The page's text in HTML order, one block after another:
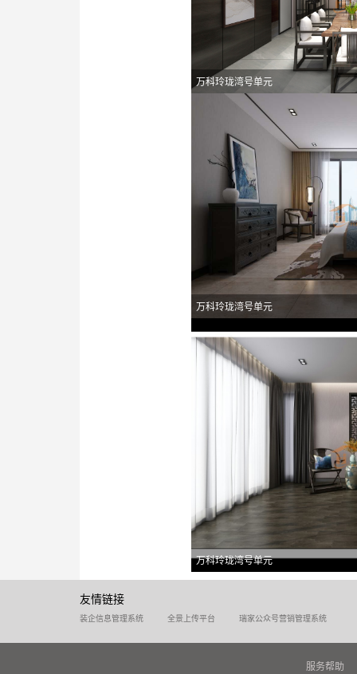
万科玲珑湾号单元
万科玲珑湾号单元
万科玲珑湾号单元
友情链接
装企信息管理系统 全景上传平台 瑞家公众号营销管理系统
服务帮助